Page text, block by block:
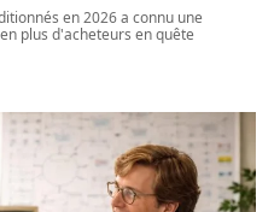
en 2026 a connu une
plus d'acheteurs en quête